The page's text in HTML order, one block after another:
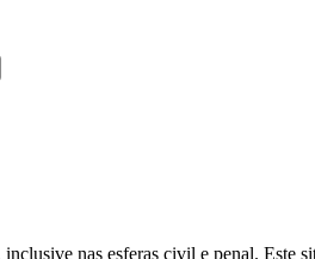
nas esferas civil e penal. Este